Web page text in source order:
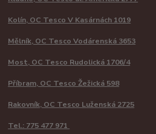
Kolín, OC Tesco V Kasárnách 1019
Mělník, OC Tesco Vodárenská 3653
Most, OC Tesco Rudolická 1706/4
Příbram, OC Tesco Žežická 598
Rakovník, OC Tesco Luženská 2725
Tel.: 775 477 971